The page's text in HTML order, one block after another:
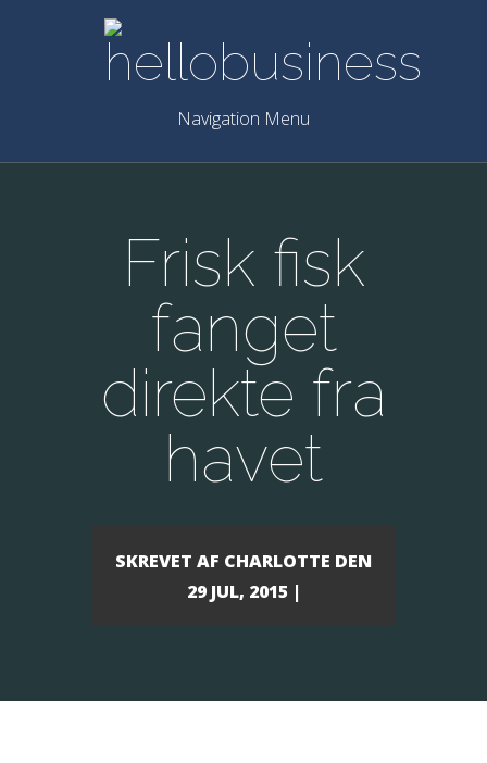
Navigation Menu
Frisk fisk
fanget
direkte fra
havet
SKREVET AF CHARLOTTE DEN
29 JUL, 2015 |